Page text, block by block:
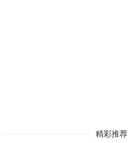
精彩推荐